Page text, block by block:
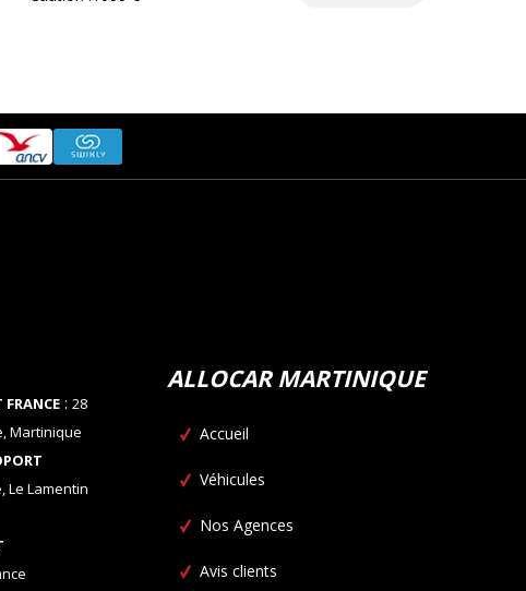
: 28
Martinique
Le Lamentin
ALLOCAR MARTINIQUE
Accueil
Véhicules
Nos Agences
Avis clients